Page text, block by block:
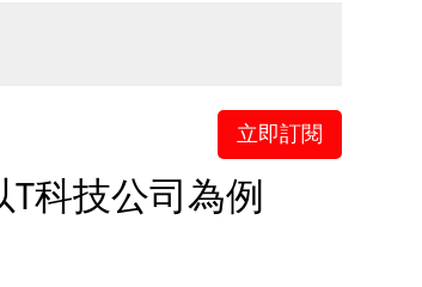
立即訂閱
科技公司為例